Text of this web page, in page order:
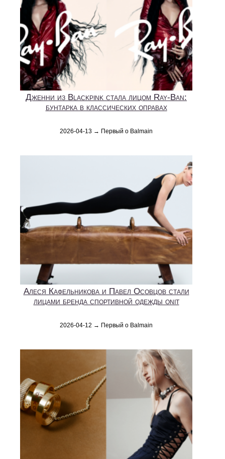
Дженни из Blackpink стала лицом Ray-Ban:
бунтарка в классических оправах
2026-04-13 → Первый о Balmain
Алеся Кафельникова и Павел Осовцов стали
лицами бренда спортивной одежды onit
2026-04-12 → Первый о Balmain